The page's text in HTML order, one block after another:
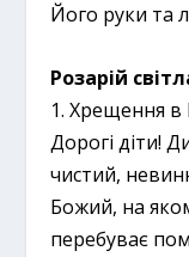
Його руки та
Розарій
1. Хрещення в
Дорогі діти!
чистий,
Божий, на
перебуває